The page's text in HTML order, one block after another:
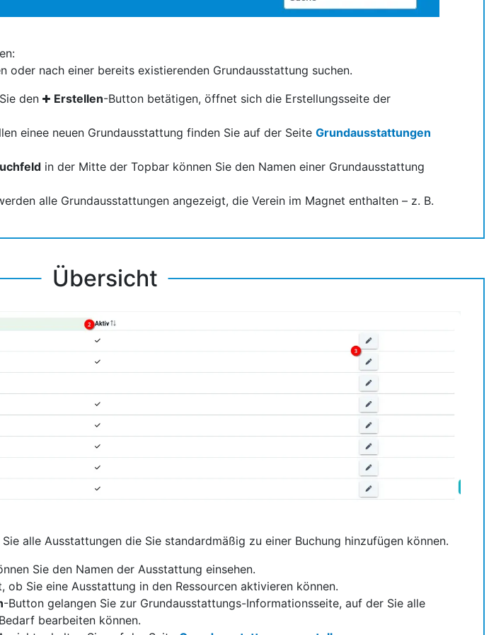
oder nach einer bereits existierenden Grundausstattung suchen.
den Erstellen-Button betätigen, öffnet sich die Erstellungsseite der
einee neuen Grundausstattung finden Sie auf der Seite Grundausstattungen
in der Mitte der Topbar können Sie den Namen einer Grundausstattung
alle Grundausstattungen angezeigt, die Verein im Magnet enthalten – z. B.
Übersicht
alle Ausstattungen die Sie standardmäßig zu einer Buchung hinzufügen können.
Sie den Namen der Ausstattung einsehen.
Sie eine Ausstattung in den Ressourcen aktivieren können.
-Button gelangen Sie zur Grundausstattungs-Informationsseite, auf der Sie alle
bearbeiten können.